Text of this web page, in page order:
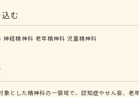
む
神経精神科 老年精神科 児童精神科
とした精神科の一領域で、認知症やせん妄、老